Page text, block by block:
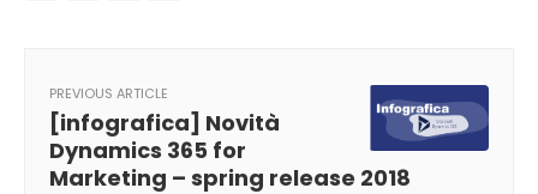
PREVIOUS ARTICLE
[infografica] Novità
Dynamics 365 for
Marketing – spring release 2018